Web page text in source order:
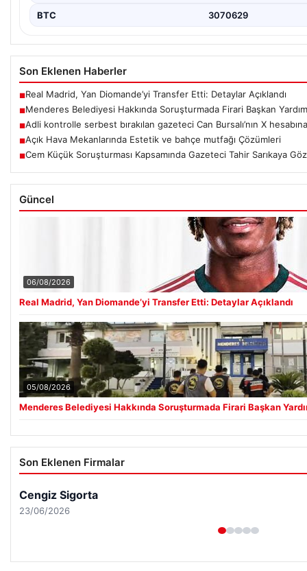
BTC 3070629
Son Eklenen Haberler
■Real Madrid, Yan Diomande’yi Transfer Etti: Detaylar Açıklandı
■Menderes Belediyesi Hakkında Soruşturmada Firari Başkan
■Adli kontrolle serbest bırakılan gazeteci Can Bursalı’nın X
■Açık Hava Mekanlarında Estetik ve bahçe mutfağı Çözümleri
■Cem Küçük Soruşturması Kapsamında Gazeteci Tahir Sarıkaya
Güncel
06/08/2026
Real Madrid, Yan Diomande’yi Transfer Etti: Detaylar Açıklandı
05/08/2026
Menderes Belediyesi Hakkında Soruşturmada Firari Başkan
Son Eklenen Firmalar
Cengiz Sigorta
23/06/2026